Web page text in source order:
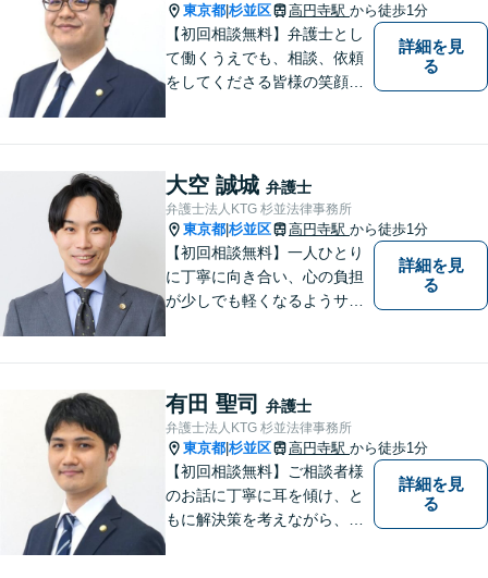
東京都 杉並区 高円寺駅 から徒歩1分
【初回相談無料】弁護士とし
て働くうえでも、相談、依頼
をしてくださる皆様の笑顔を
す。【夜間や休日相談も対応
可能】【メール・WEB面談
可】
詳細を見
る
大空 誠城 弁護士
弁護士法人KTG 杉並法律事務所
東京都 杉並区 高円寺駅 から徒歩1分
【初回相談無料】一人ひとり
に丁寧に向き合い、心の負担
が少しでも軽くなるようサポ
しています。【夜間や休日相
談も対応可能】【メール・WE
B面談可】
詳細を見
る
有田 聖司 弁護士
弁護士法人KTG 杉並法律事務所
東京都 杉並区 高円寺駅 から徒歩1分
【初回相談無料】ご相談者様
のお話に丁寧に耳を傾け、と
もに解決策を考えながら、納
詳細を見
る